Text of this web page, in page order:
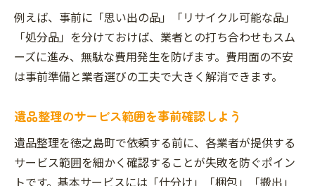
例えば、事前に「思い出の品」「リサイクル可能な品」
「処分品」を分けておけば、業者との打ち合わせもスム
ーズに進み、無駄な費用発生を防げます。費用面の不安
は事前準備と業者選びの工夫で大きく解消できます。
遺品整理のサービス範囲を事前確認しよう
遺品整理を徳之島町で依頼する前に、各業者が提供する
サービス範囲を細かく確認することが失敗を防ぐポイン
トです。基本サービスには「仕分け」「梱包」「搬出」